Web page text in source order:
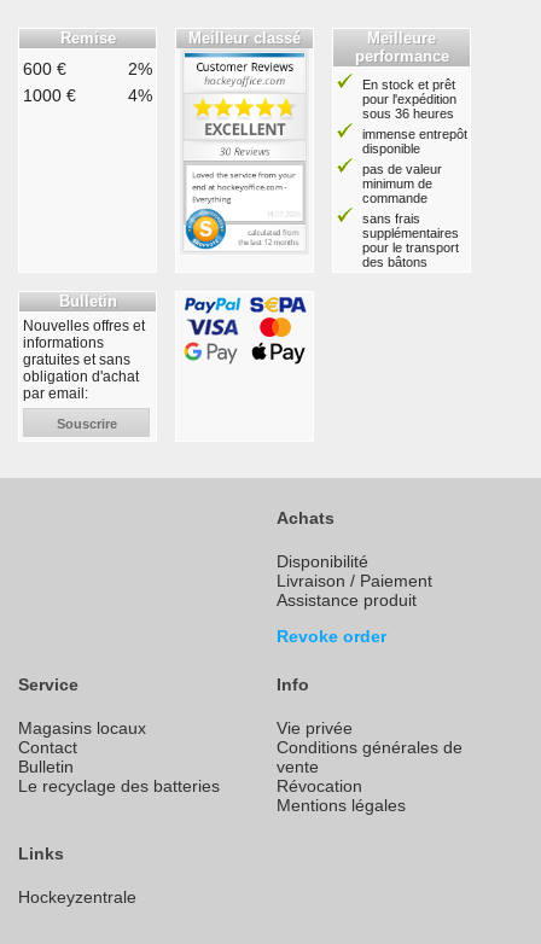
Remise
600 €
2%
1000 €
4%
Meilleur classé
Meilleure
performance
En stock et prêt
pour l'expédition
sous 36 heures
immense entrepôt
disponible
pas de valeur
minimum de
commande
sans frais
supplémentaires
pour le transport
des bâtons
Bulletin
Nouvelles offres et
informations
gratuites et sans
obligation d'achat
par email:
Souscrire
Achats
Disponibilité
Livraison / Paiement
Assistance produit
Revoke order
Service
Magasins locaux
Contact
Bulletin
Le recyclage des batteries
Info
Vie privée
Conditions générales de
vente
Révocation
Mentions légales
Links
Hockeyzentrale